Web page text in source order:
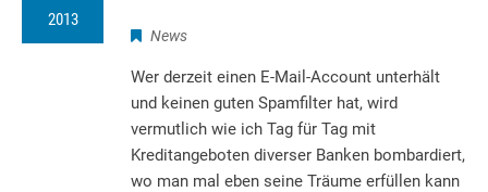
2013
News
Wer derzeit einen E-Mail-Account unterhält
und keinen guten Spamfilter hat, wird
vermutlich wie ich Tag für Tag mit
Kreditangeboten diverser Banken bombardiert,
wo man mal eben seine Träume erfüllen kann